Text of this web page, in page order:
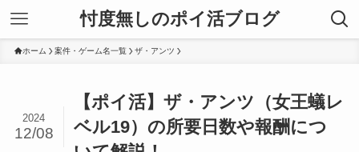
忖度無しのポイ活ブログ
ホーム 案件・ゲーム名一覧 ザ・アンツ
【ポイ活】ザ・アンツ（女王蟻レ
ベル19）の所要日数や報酬につ
2024
12/08